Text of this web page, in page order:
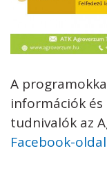
A
információk és
tudnivalók az
Facebook-